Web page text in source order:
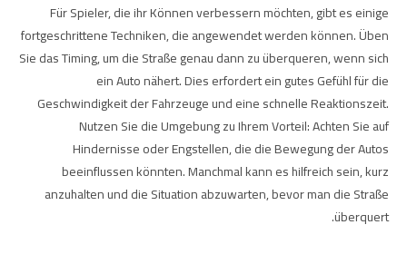
Für Spieler, die ihr Können verbessern möchten, gibt es einige
fortgeschrittene Techniken, die angewendet werden können. Üben
Sie das Timing, um die Straße genau dann zu überqueren, wenn sich
ein Auto nähert. Dies erfordert ein gutes Gefühl für die
Geschwindigkeit der Fahrzeuge und eine schnelle Reaktionszeit.
Nutzen Sie die Umgebung zu Ihrem Vorteil: Achten Sie auf
Hindernisse oder Engstellen, die die Bewegung der Autos
beeinflussen könnten. Manchmal kann es hilfreich sein, kurz
anzuhalten und die Situation abzuwarten, bevor man die Straße
überquert.